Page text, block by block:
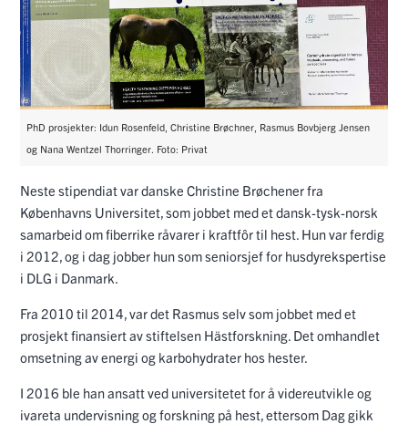
PhD prosjekter: Idun Rosenfeld, Christine Brøchner, Rasmus Bovbjerg Jensen
og Nana Wentzel Thorringer. Foto: Privat
Neste stipendiat var danske Christine Brøchener fra
Københavns Universitet, som jobbet med et dansk-tysk-norsk
samarbeid om fiberrike råvarer i kraftfôr til hest. Hun var ferdig
i 2012, og i dag jobber hun som seniorsjef for husdyrekspertise
i DLG i Danmark.
Fra 2010 til 2014, var det Rasmus selv som jobbet med et
prosjekt finansiert av stiftelsen Hästforskning. Det omhandlet
omsetning av energi og karbohydrater hos hester.
I 2016 ble han ansatt ved universitetet for å videreutvikle og
ivareta undervisning og forskning på hest, ettersom Dag gikk